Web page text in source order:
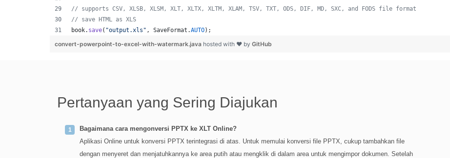
// supports CSV, XLSB, XLSM, XLT, XLTX, XLTM, XLAM, TSV, TXT, ODS, DIF, MD, SXC, and FODS file format
// save HTML as XLS
book. save( "output.xls" , SaveFormat .AUTO);
convert-powerpoint-to-excel-with-watermark.java hosted with ❤ by GitHub
Pertanyaan yang Sering Diajukan
Bagaimana cara mengonversi PPTX ke XLT Online?
Aplikasi Online untuk konversi PPTX terintegrasi di atas. Untuk memulai konversi file PPTX, cukup tambahkan file
dengan menyeret dan menjatuhkannya ke area putih atau mengklik di dalam area untuk mengimpor dokumen. Setelah